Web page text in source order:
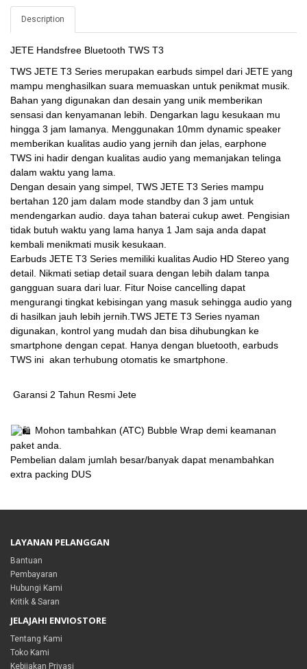
Description
JETE Handsfree Bluetooth TWS T3
TWS JETE T3 Series merupakan earbuds simpel dari JETE yang
mampu menghasilkan suara memuaskan untuk penikmat musik.
Bahan yang digunakan dan desain yang unik memberikan
sensasi dan kenyamanan lebih. Dengarkan lagu kesukaan mu
hingga 3 jam lamanya. Menggunakan 10mm dynamic speaker
memberikan kualitas audio yang jernih dan jelas, earphone
TWS ini hadir dengan kualitas audio yang memanjakan telinga
dalam waktu yang lama.
Dengan desain yang simpel, TWS JETE T3 Series mampu
bertahan 120 jam dalam mode standby dan 3 jam untuk
mendengarkan audio. daya tahan baterai cukup awet. Pengisian
tidak butuh waktu yang lama hanya 1 Jam saja anda dapat
kembali menikmati musik kesukaan.
Earbuds JETE T3 Series memiliki kualitas Audio HD Stereo yang
detail. Nikmati setiap detail suara dengan lebih dalam tanpa
gangguan suara dari luar. Fitur Noise cancelling dapat
mengurangi tingkat kebisingan yang masuk sehingga audio yang
di hasilkan jauh lebih jernih. TWS JETE T3 Series nyaman
digunakan, kontrol yang mudah dan bisa dihubungkan ke
smartphone dengan cepat. Hanya dengan bluetooth, earbuds
TWS ini akan terhubung otomatis ke smartphone.
Garansi 2 Tahun Resmi Jete
Mohon tambahkan (ATC) Bubble Wrap demi keamanan
paket anda.
Pembelian dalam jumlah besar/banyak dapat menambahkan
extra packing DUS
LAYANAN PELANGGAN
Bantuan
Pembayaran
Hubungi Kami
Kritik & Saran
JELAJAHI ENVIOSTORE
Tentang Kami
Toko Kami
Kebijakan Privasi